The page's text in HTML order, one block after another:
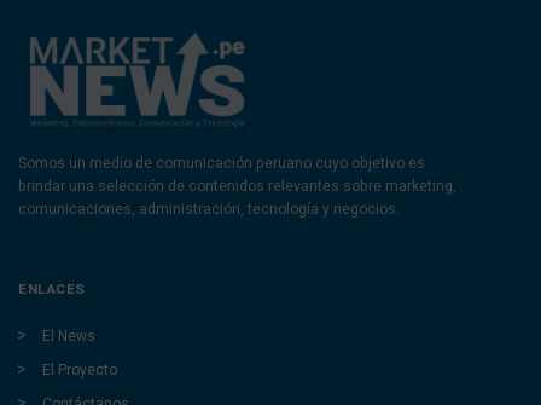
Somos un medio de comunicación peruano cuyo objetivo es
brindar una selección de contenidos relevantes sobre marketing,
comunicaciones, administración, tecnología y negocios.
ENLACES
El News
El Proyecto